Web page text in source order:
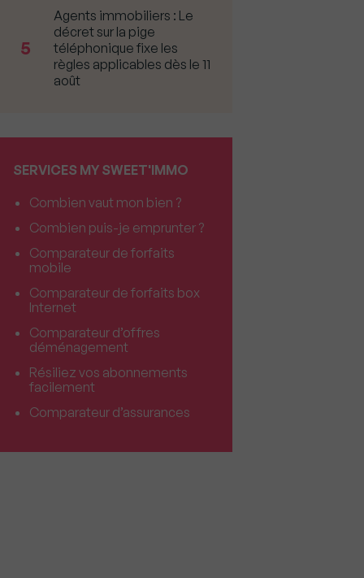
5
Agents immobiliers : Le
décret sur la pige
téléphonique fixe les
règles applicables dès le 11
août
SERVICES MY SWEET'IMMO
Combien vaut mon bien ?
Combien puis-je emprunter ?
Comparateur de forfaits
mobile
Comparateur de forfaits box
Internet
Comparateur d’offres
déménagement
Résiliez vos abonnements
facilement
Comparateur d’assurances